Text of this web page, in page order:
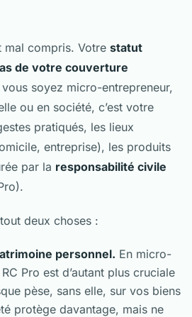
mal compris. Votre statut
de votre couverture
vous soyez micro-entrepreneur,
ou en société, c’est votre
pratiqués, les lieux
entreprise), les produits
par la responsabilité civile
deux choses :
personnel. En micro-
Pro est d’autant plus cruciale
pèse, sans elle, sur vos biens
protège davantage, mais ne